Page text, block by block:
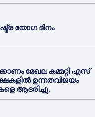
യോഗ ദിനം
മേഖല കമ്മറ്റി എസ്
ഉന്നതവിജയം
ആദരിച്ചു.